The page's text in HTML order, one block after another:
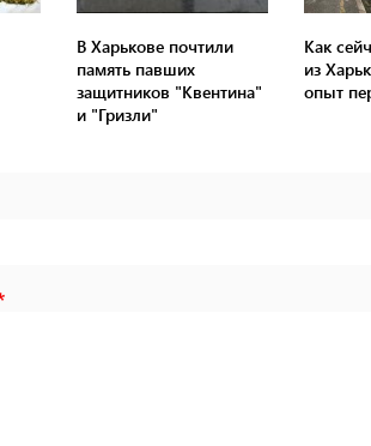
В Харькове почтили
память павших
защитников "Квентина"
и "Гризли"
Как
из
опыт